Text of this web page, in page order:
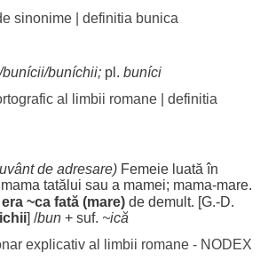
sinonime| definitia bunica
bunícii/buníchii; pl. buníci
al limbii romane| definitia
de adresare) Femeie luată în
mama tatălui sau a mamei; mama-mare.
era~ca fată(mare) de demult. [G.-D.
] /bun+ suf. ~ică
explicativ al limbii romane - NODEX